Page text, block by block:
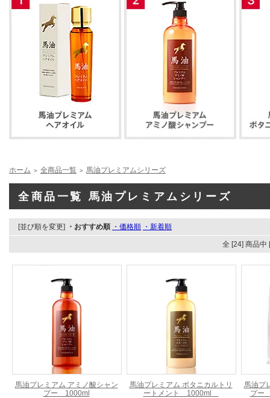
ホーム ＞ 全商品一覧 ＞ 馬油プレミアムシリーズ
全商品一覧 馬油プレミアムシリーズ
[並び順を変更] ・おすすめ順 ・価格順 ・新着順
全 [24] 商品中
馬油プレミアム アミノ酸シャン
プー 1000ml
馬油プレミアム ボタニカルトリ
ートメント 1000ml
馬油プ
プー